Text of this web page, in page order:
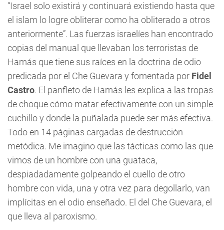
“Israel solo existirá y continuará existiendo hasta que
el islam lo logre obliterar como ha obliterado a otros
anteriormente”. Las fuerzas israelíes han encontrado
copias del manual que llevaban los terroristas de
Hamás que tiene sus raíces en la doctrina de odio
predicada por el Che Guevara y fomentada por Fidel
Castro. El panfleto de Hamás les explica a las tropas
de choque cómo matar efectivamente con un simple
cuchillo y donde la puñalada puede ser más efectiva.
Todo en 14 páginas cargadas de destrucción
metódica. Me imagino que las tácticas como las que
vimos de un hombre con una guataca,
despiadadamente golpeando el cuello de otro
hombre con vida, una y otra vez para degollarlo, van
implícitas en el odio enseñado. El del Che Guevara, el
que lleva al paroxismo.